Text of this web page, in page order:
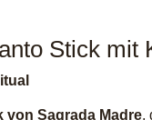
Stick mit
von Sagrada Madre,